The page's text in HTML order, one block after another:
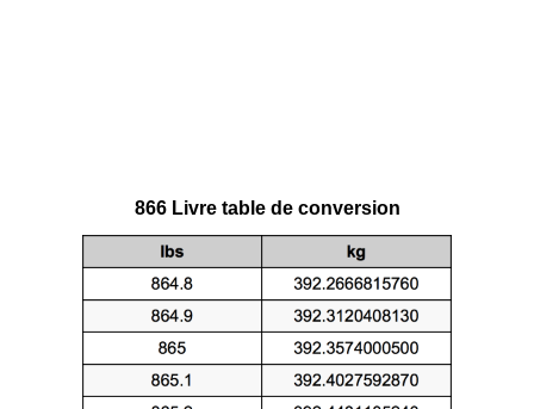
866 Livre table de conversion